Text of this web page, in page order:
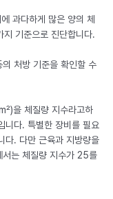
과다하게 많은 양의 체
기준으로 진단합니다.
처방 기준을 확인할 수
을 체질량 지수라고하
니다. 특별한 장비를 필요
다. 다만 근육과 지방량을
서는 체질량 지수가 25를